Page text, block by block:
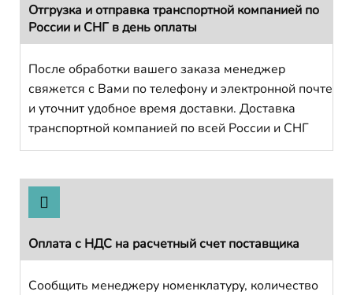
Отгрузка и отправка транспортной компанией по
России и СНГ в день оплаты
После обработки вашего заказа менеджер
свяжется с Вами по телефону и электронной почте
и уточнит удобное время доставки. Доставка
транспортной компанией по всей России и СНГ
Оплата с НДС на расчетный счет поставщика
Сообщить менеджеру номенклатуру, количество